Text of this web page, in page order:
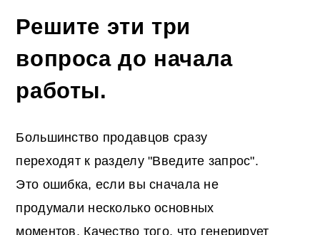
Решите эти три
вопроса до начала
работы.
Большинство продавцов сразу
переходят к разделу "Введите запрос".
Это ошибка, если вы сначала не
продумали несколько основных
моментов. Качество того, что генерирует